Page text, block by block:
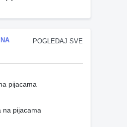
POGLEDAJ SVE
pijacama
na pijacama